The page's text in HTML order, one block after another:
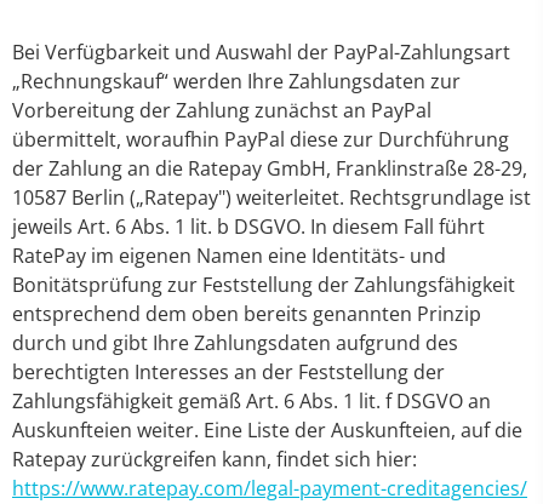
Bei Verfügbarkeit und Auswahl der PayPal-Zahlungsart
„Rechnungskauf“ werden Ihre Zahlungsdaten zur
Vorbereitung der Zahlung zunächst an PayPal
übermittelt, woraufhin PayPal diese zur Durchführung
der Zahlung an die Ratepay GmbH, Franklinstraße 28-29,
10587 Berlin („Ratepay") weiterleitet. Rechtsgrundlage ist
jeweils Art. 6 Abs. 1 lit. b DSGVO. In diesem Fall führt
RatePay im eigenen Namen eine Identitäts- und
Bonitätsprüfung zur Feststellung der Zahlungsfähigkeit
entsprechend dem oben bereits genannten Prinzip
durch und gibt Ihre Zahlungsdaten aufgrund des
berechtigten Interesses an der Feststellung der
Zahlungsfähigkeit gemäß Art. 6 Abs. 1 lit. f DSGVO an
Auskunfteien weiter. Eine Liste der Auskunfteien, auf die
Ratepay zurückgreifen kann, findet sich hier:
https://www.ratepay.com/legal-payment-creditagencies/